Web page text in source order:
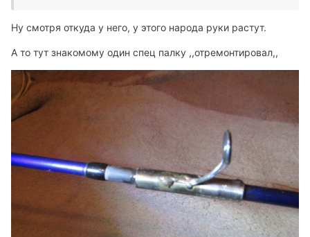
Ну смотря откуда у него, у этого народа руки растут.
А то тут знакомому один спец палку ,,отремонтировал,,